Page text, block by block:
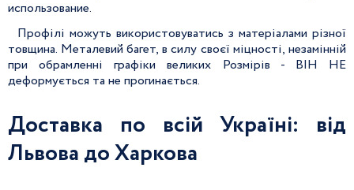
использование.
Профілі можуть використовуватись з матеріалами різної
товщина. Металевий багет, в силу своєї міцності, незамінній
при обрамленні графіки великих Розмірів - ВІН НЕ
деформується та не прогинається.
Доставка по всій Україні: від
Львова до Харкова